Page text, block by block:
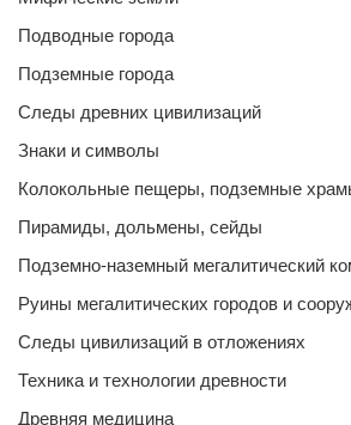
Подводные города
Подземные города
Следы древних цивилизаций
Знаки и символы
Колокольные пещеры, подземные
Пирамиды, дольмены, сейды
Подземно-наземный мегалитический
Руины мегалитических городов и
Следы цивилизаций в отложениях
Техника и технологии древности
Древняя медицина